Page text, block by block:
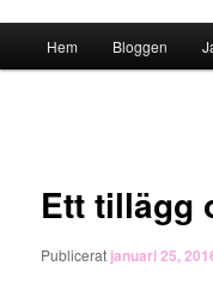
Hem Bloggen
Ett tillägg
Publicerat januari 25,